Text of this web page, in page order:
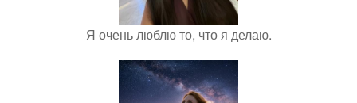
Я очень люблю то, что я делаю.